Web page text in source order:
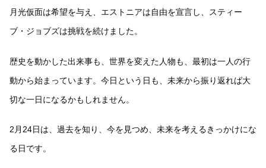
月光仮面は希望を与え、エストニアは自由を宣言し、スティー
ブ・ジョブズは挑戦を続けました。
歴史を動かした出来事も、世界を変えた人物も、最初は一人の行
動から始まっています。今日という日も、未来から振り返れば大
切な一日になるかもしれません。
2月24日は、過去を知り、今を見つめ、未来を考えるきっかけにな
る日です。